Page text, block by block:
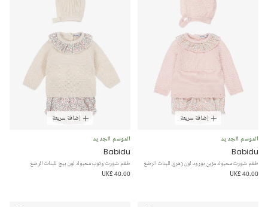
إضافة سريعة
الموسم الجديد
Babidu
طقم شورت محبوك مزين بورود لون زهري للبنات الرضع
UK£ 40.00
إضافة سريعة
الموسم الجديد
Babidu
طقم شورت وتوب محبوك لون بيج للبنات الرضع
UK£ 40.00